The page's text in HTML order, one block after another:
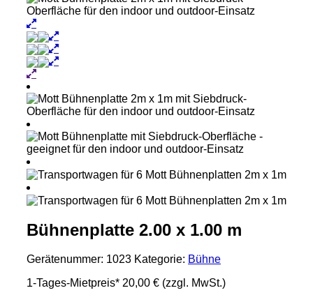
Bühnenplatte 2.00 x 1.00 m
Gerätenummer: 1023 Kategorie: Bühne
1-Tages-Mietpreis* 20,00 € (zzgl. MwSt.)